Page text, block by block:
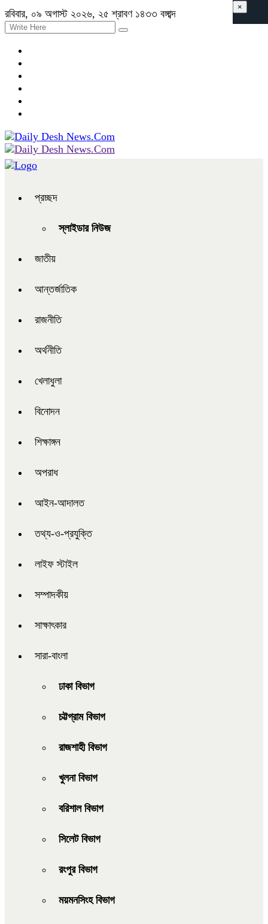
রবিবার, ০৯ অগাস্ট ২০২৬, ২৫ শ্রাবণ ১৪৩৩ বঙ্গাব্দ
প্রচ্ছদ
স্লাইডার নিউজ
জাতীয়
আন্তর্জাতিক
রাজনীতি
অর্থনীতি
খেলাধুলা
বিনোদন
শিক্ষাঙ্গন
অপরাধ
আইন-আদালত
তথ্য-ও-প্রযুক্তি
লাইফ স্টাইল
সম্পাদকীয়
সাক্ষাৎকার
সারা-বাংলা
ঢাকা বিভাগ
চট্টগ্রাম বিভাগ
রাজশাহী বিভাগ
খুলনা বিভাগ
বরিশাল বিভাগ
সিলেট বিভাগ
রংপুর বিভাগ
ময়মনসিংহ বিভাগ
×